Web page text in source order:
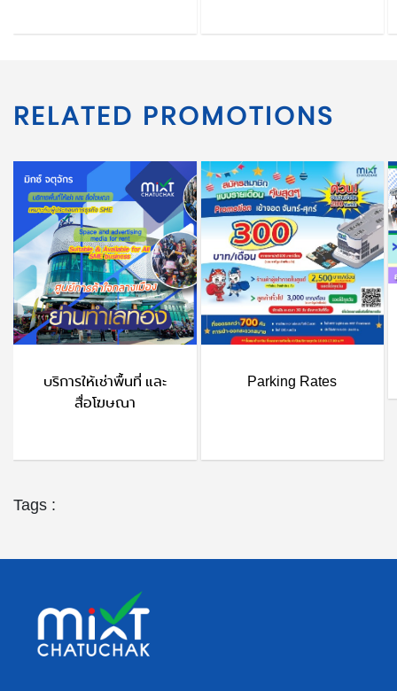
RELATED PROMOTIONS
บริการให้เช่าพื้นที่ และ
สื่อโฆษณา
Parking Rates
Tags :